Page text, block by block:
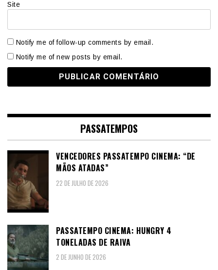
Site
Notify me of follow-up comments by email.
Notify me of new posts by email.
PASSATEMPOS
VENCEDORES PASSATEMPO CINEMA: “DE
MÃOS ATADAS”
22 DE JULHO DE 2026
PASSATEMPO CINEMA: HUNGRY 4
TONELADAS DE RAIVA
2 DE JUNHO DE 2026